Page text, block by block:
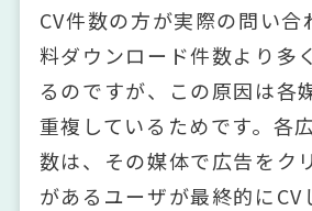
CV件数の方が実際の問い合
料ダウンロード件数より多
るのですが、この原因は各
重複しているためです。各
数は、その媒体で広告をク
があるユーザが最終的にCV